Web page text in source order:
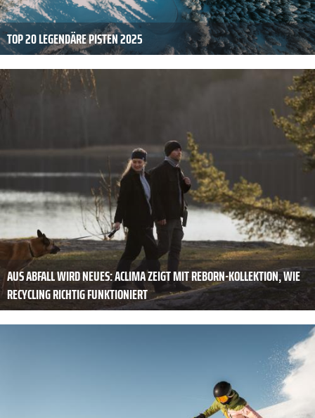
TOP 20 LEGENDÄRE PISTEN 2025
AUS ABFALL WIRD NEUES: ACLIMA ZEIGT MIT REBORN-KOLLEKTION, WIE
RECYCLING RICHTIG FUNKTIONIERT